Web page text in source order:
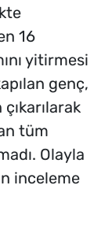
16
yitirmesi
genç,
tüm
Olayla
inceleme